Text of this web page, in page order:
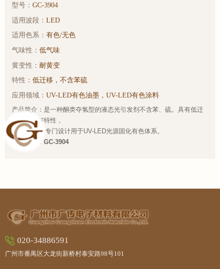
型号：GC-3904
适用波段：LED
适用色系：有色/无色
气味性：低气味
黄变性：耐黄变
特性：低迁移，不含苯硫
应用领域：UV-LED有色油墨，UV-LED有色涂料
产品简介：是一种酮类夺氢型的液态光引发剂不含苯、硫。具有低迁
移、表干好特性，
专门设计用于UV-LED光源固化有色体系。
样品链接：GC-3904
020-34886591
广州市番禺区大龙街新桥村泰安路98号101